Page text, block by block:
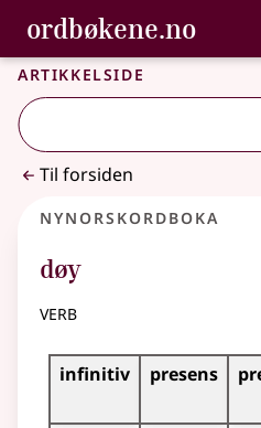
Gå til hovedinnhold
Tilgjengelighet
ordbøkene.no,
Bokmålsordboka og Nynorskordboka
Artikkelside
Til forsiden
Nynorskordboka
døy
verb
Bøyningstabell for dette
infinitiv presens